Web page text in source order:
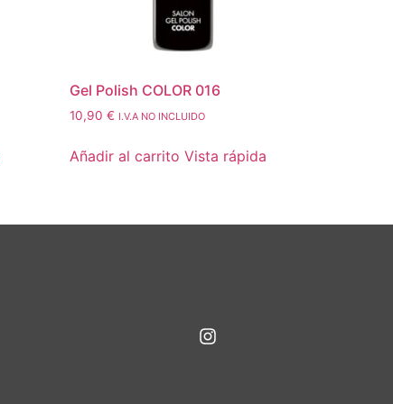
Gel Polish COLOR 016
10,90€ I.V.A NO INCLUIDO
Añadir al carrito Vista rápida